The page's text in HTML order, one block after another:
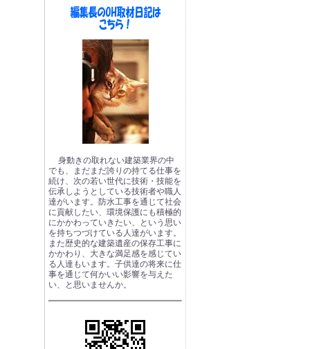
身動きの取れない建築業界の中
でも、まだまだ誇りの持てる仕事を
続け、次の若い世代に技術・技能を
伝承しようとしている技術者や職人
達がいます。防水工事を通じて社会
に貢献したい、環境保護にも積極的
にかかわっていきたい、という思い
を持ちつづけている人達がいます。
また歴史的な建築遺産の保存工事に
かかわり、大きな満足感を感じてい
る人達もいます。子供達の将来に仕
事を通じて何かいい影響を与えた
い、と思いませんか。